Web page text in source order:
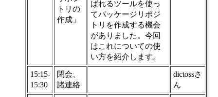
トリの
作成」
ばれるツールを使っ
てパッケージリポジ
トリを作成する機会
がありました。今回
はこれについての使
い方を紹介します。
15:15-
15:30
閉会、
諸連絡
dictossさ
ん